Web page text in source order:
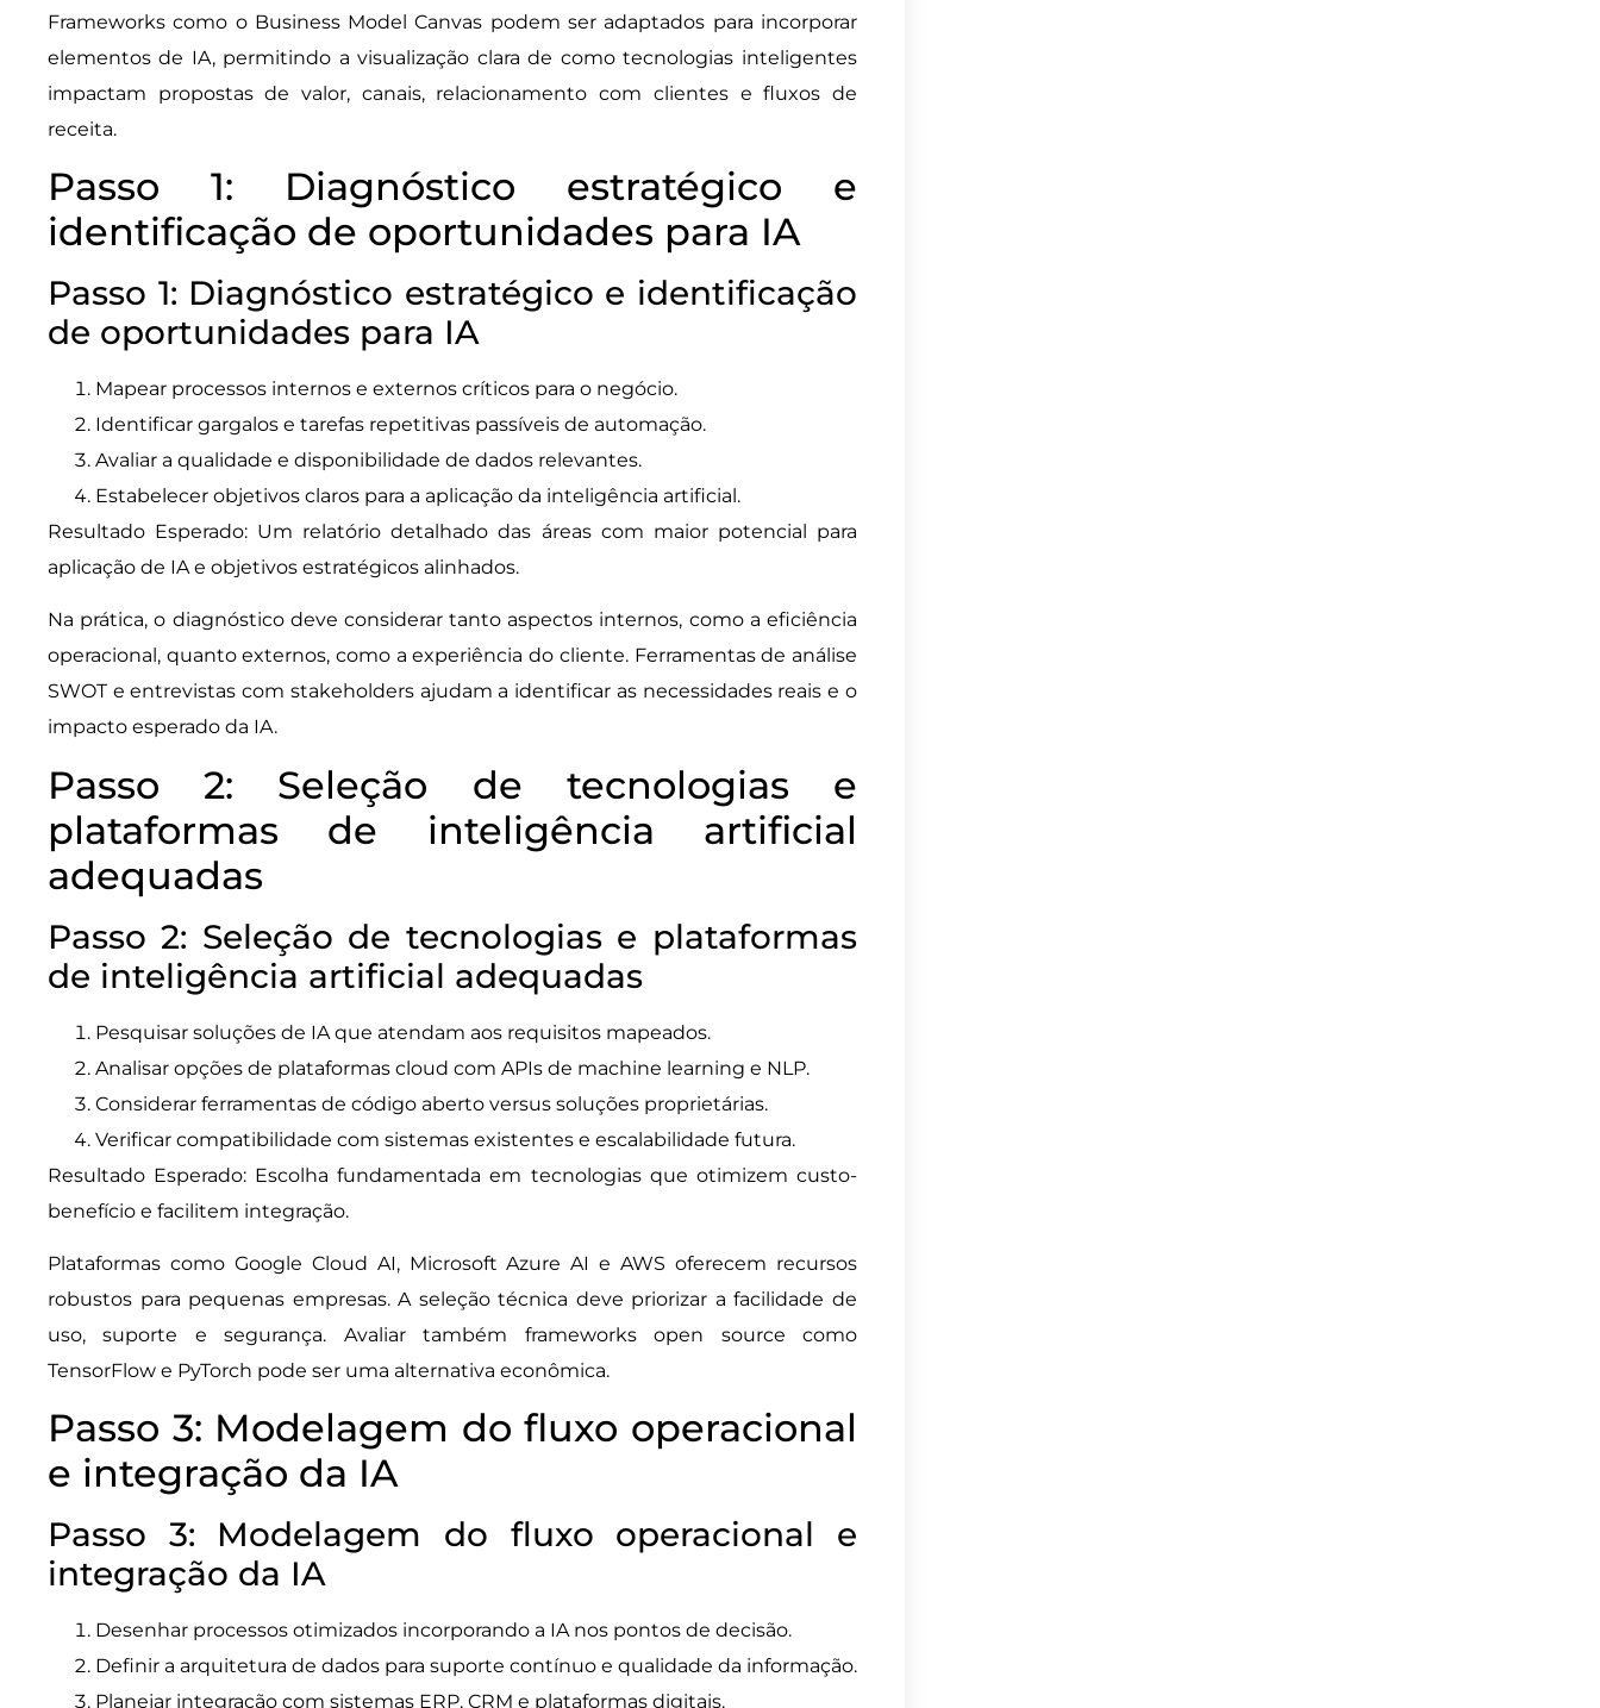
Frameworks como o Business Model Canvas podem ser adaptados para incorporar
elementos de IA, permitindo a visualização clara de como tecnologias inteligentes
impactam propostas de valor, canais, relacionamento com clientes e fluxos de
receita.
Passo 1: Diagnóstico estratégico e
identificação de oportunidades para IA
Passo 1: Diagnóstico estratégico e identificação
de oportunidades para IA
Mapear processos internos e externos críticos para o negócio.
Identificar gargalos e tarefas repetitivas passíveis de automação.
Avaliar a qualidade e disponibilidade de dados relevantes.
Estabelecer objetivos claros para a aplicação da inteligência artificial.
Resultado Esperado: Um relatório detalhado das áreas com maior potencial para
aplicação de IA e objetivos estratégicos alinhados.
Na prática, o diagnóstico deve considerar tanto aspectos internos, como a eficiência
operacional, quanto externos, como a experiência do cliente. Ferramentas de análise
SWOT e entrevistas com stakeholders ajudam a identificar as necessidades reais e o
impacto esperado da IA.
Passo 2: Seleção de tecnologias e
plataformas de inteligência artificial
adequadas
Passo 2: Seleção de tecnologias e plataformas
de inteligência artificial adequadas
Pesquisar soluções de IA que atendam aos requisitos mapeados.
Analisar opções de plataformas cloud com APIs de machine learning e NLP.
Considerar ferramentas de código aberto versus soluções proprietárias.
Verificar compatibilidade com sistemas existentes e escalabilidade futura.
Resultado Esperado: Escolha fundamentada em tecnologias que otimizem custo-
benefício e facilitem integração.
Plataformas como Google Cloud AI, Microsoft Azure AI e AWS oferecem recursos
robustos para pequenas empresas. A seleção técnica deve priorizar a facilidade de
uso, suporte e segurança. Avaliar também frameworks open source como
TensorFlow e PyTorch pode ser uma alternativa econômica.
Passo 3: Modelagem do fluxo operacional
e integração da IA
Passo 3: Modelagem do fluxo operacional e
integração da IA
Desenhar processos otimizados incorporando a IA nos pontos de decisão.
Definir a arquitetura de dados para suporte contínuo e qualidade da informação.
Planejar integração com sistemas ERP, CRM e plataformas digitais.